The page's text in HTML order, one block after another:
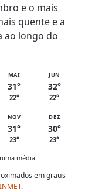
e o mais
quente e a
ao longo do
MAI
31°
22°
JUN
32°
22°
NOV
31°
23°
DEZ
30°
23°
média.
em graus
INMET.